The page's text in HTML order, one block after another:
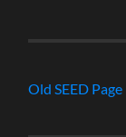
Old SEED Page